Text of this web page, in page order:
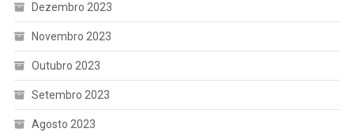
Dezembro 2023
Novembro 2023
Outubro 2023
Setembro 2023
Agosto 2023